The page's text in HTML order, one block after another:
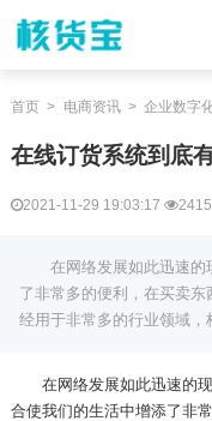
首页 电商资讯 企业数字
在线订货系统到底
2021-11-29 19:03:17 2415
在网络发展如此迅速
了非常多的便利，在买卖
经用于非常多的行业领域，
在网络发展如此迅速的
合使我们的生活中增添了非